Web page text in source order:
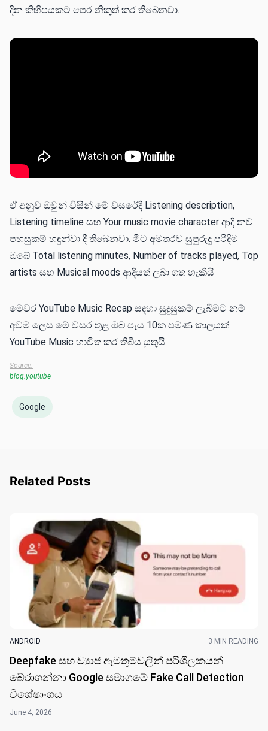
දින කිහිපයකට පෙර නිකුත් කර තිබෙනවා.
ඒ අනුව ඔවුන් විසින් මේ වසරේදී Listening description,
Listening timeline සහ Your music movie character ආදි නව
පහසුකම් හඳුන්වා දී තිබෙනවා. මීට අමතරව සුපුරුදු පරිදිම
ඔබේ Total listening minutes, Number of tracks played, Top
artists සහ Musical moods ආදියත් ලබා ගත හැකියි
මෙවර YouTube Music Recap සඳහා සුදුසුකම් ලැබීමට නම්
අවම ලෙස මේ වසර තුළ ඔබ පැය 10ක පමණ කාලයක්
YouTube Music භාවිත කර තිබිය යුතුයි.
Source:
blog.youtube
Google
Related Posts
ANDROID 3 MIN READING
Deepfake සහ ව්‍යාජ ඇමතුම්වලින් පරිශීලකයන්
බේරාගන්නා Google සමාගමේ Fake Call Detection
විශේෂාංගය
June 4, 2026